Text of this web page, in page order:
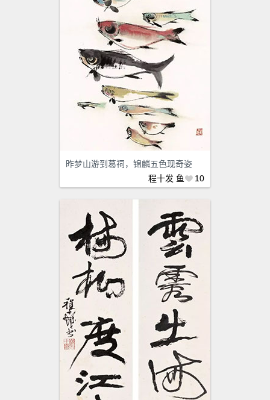
昨梦山游到葛祠，锦麟五色现奇姿
程十发 鱼 10